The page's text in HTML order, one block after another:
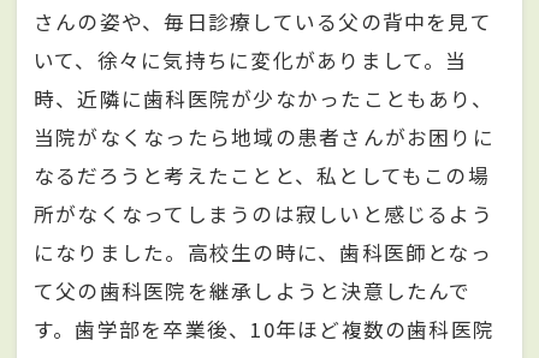
さんの姿や、毎日診療している父の背中を見て
いて、徐々に気持ちに変化がありまして。当
時、近隣に歯科医院が少なかったこともあり、
当院がなくなったら地域の患者さんがお困りに
なるだろうと考えたことと、私としてもこの場
所がなくなってしまうのは寂しいと感じるよう
になりました。高校生の時に、歯科医師となっ
て父の歯科医院を継承しようと決意したんで
す。歯学部を卒業後、10年ほど複数の歯科医院